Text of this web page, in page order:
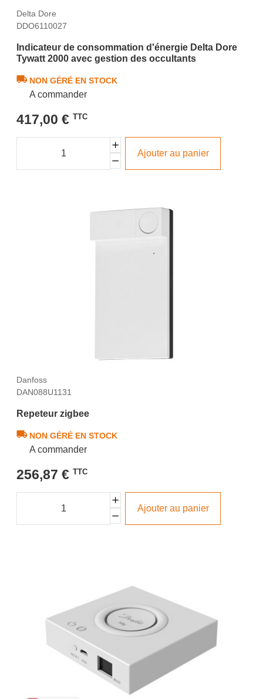
Delta Dore
DDO6110027
Indicateur de consommation d'énergie Delta Dore
Tywatt 2000 avec gestion des occultants
NON GÉRÉ EN STOCK
A commander
417,00 € TTC
Ajouter au panier
Danfoss
DAN088U1131
Repeteur zigbee
NON GÉRÉ EN STOCK
A commander
256,87 € TTC
Ajouter au panier